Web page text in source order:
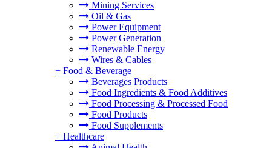
Mining Services
Oil & Gas
Power Equipment
Power Generation
Renewable Energy
Wires & Cables
+ Food & Beverage
Beverages Products
Food Ingredients & Food Additives
Food Processing & Processed Food
Food Products
Food Supplements
+ Healthcare